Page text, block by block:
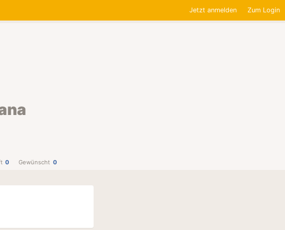
Jetzt anmelden Zum Login
0 Gewünscht 0